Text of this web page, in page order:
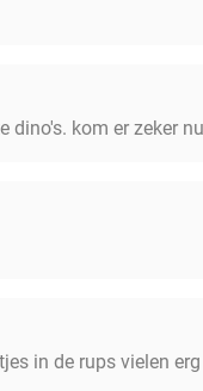
dino's. kom er zeker
in de rups vielen